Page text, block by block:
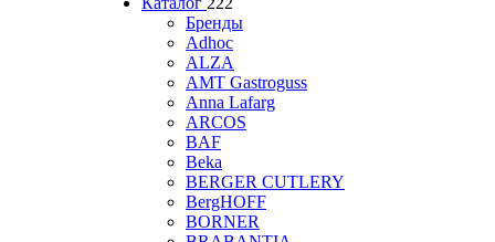
Бренды
Adhoc
ALZA
AMT Gastroguss
Anna Lafarg
ARCOS
BAF
Beka
BERGER CUTLERY
BergHOFF
BORNER